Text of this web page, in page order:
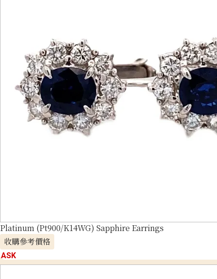
Platinum (Pt900/K14WG) Sapphire Earrings
收購參考價格
ASK